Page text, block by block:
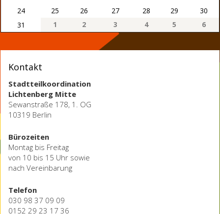
24
25 26 27 28 29
30
31
1 2 3 4 5 6
Kontakt
Stadtteilkoordination
Lichtenberg Mitte
Sewanstraße 178, 1. OG
10319 Berlin
Bürozeiten
Montag bis Freitag
von 10 bis 15 Uhr sowie
nach Vereinbarung
Telefon
030 98 37 09 09
0152 29 23 17 36